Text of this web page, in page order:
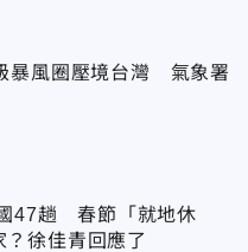
暴風圈壓境台灣 氣象署
47趟 春節「就地休
徐佳青回應了